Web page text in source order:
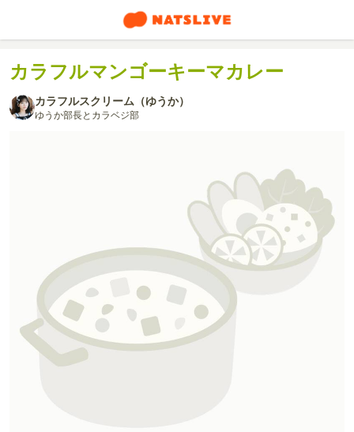
カラフルマンゴーキーマカレー
カラフルスクリーム（ゆうか）
ゆうか部長とカラベジ部